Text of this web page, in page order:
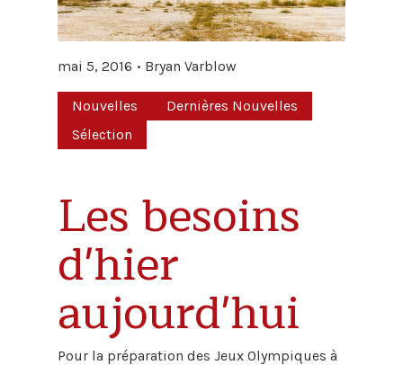
mai 5, 2016 Bryan Varblow
Nouvelles
Dernières Nouvelles
Sélection
Les besoins
d'hier
aujourd'hui
Pour la préparation des Jeux Olympiques à